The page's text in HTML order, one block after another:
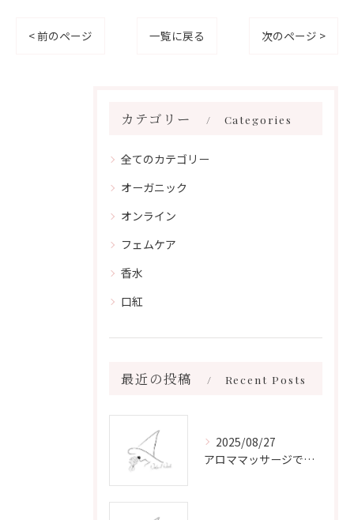
< 前のページ 一覧に戻る 次のページ >
カテゴリー Categories
全てのカテゴリー
オーガニック
オンライン
フェムケア
香水
口紅
最近の投稿 Recent Posts
2025/08/27
アロママッサージで叶える心身リラックスと健康維持の新習慣ガイド